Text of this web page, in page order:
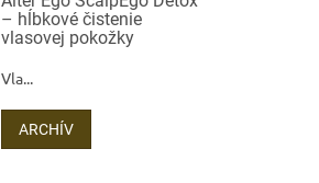
– hĺbkové čistenie
vlasovej pokožky
Vla...
ARCHÍV